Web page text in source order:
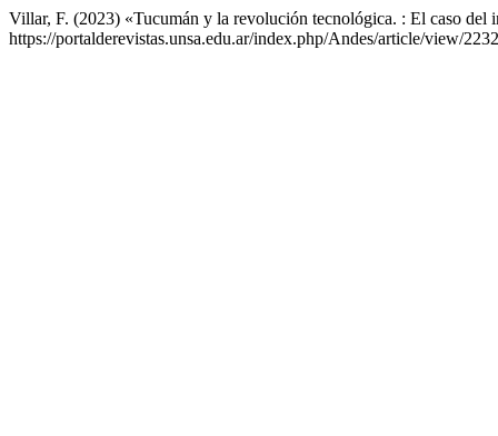
Villar, F. (2023) «Tucumán y la revolución tecnológica. : El caso
https://portalderevistas.unsa.edu.ar/index.php/Andes/article/view/